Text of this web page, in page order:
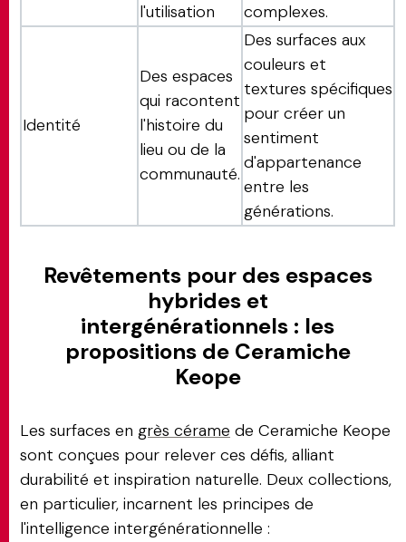
l'utilisation
complexes.
Identité
Des espaces
qui racontent
l'histoire du
lieu ou de la
communauté.
Des surfaces aux
couleurs et
textures spécifiques
pour créer un
sentiment
d'appartenance
entre les
générations.
Revêtements pour des espaces
hybrides et
intergénérationnels : les
propositions de Ceramiche
Keope
Les surfaces en grès cérame de Ceramiche Keope
sont conçues pour relever ces défis, alliant
durabilité et inspiration naturelle. Deux collections,
en particulier, incarnent les principes de
l'intelligence intergénérationnelle :